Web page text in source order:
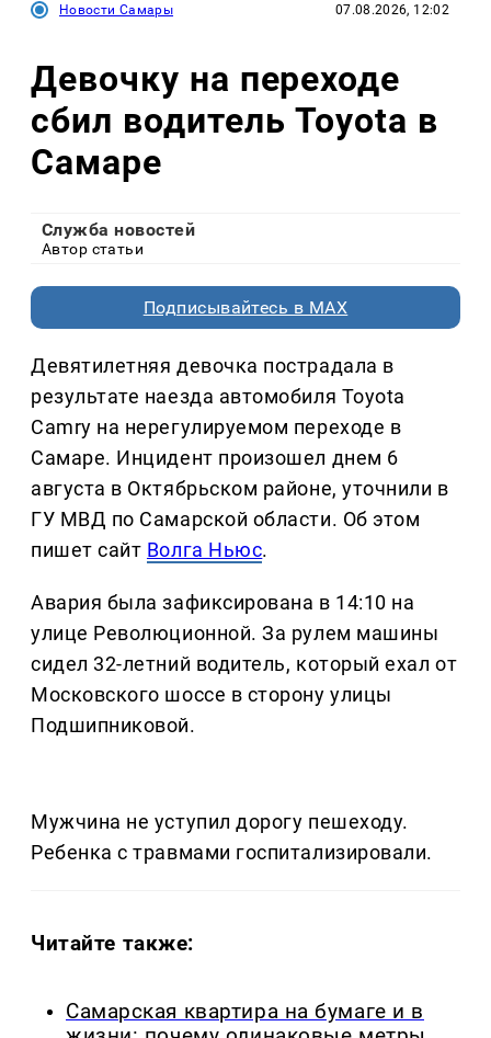
Новости Самары 07.08.2026, 12:02
Девочку на переходе
сбил водитель Toyota в
Самаре
Служба новостей
Автор статьи
Подписывайтесь в MAX
Девятилетняя девочка пострадала в
результате наезда автомобиля Toyota
Camry на нерегулируемом переходе в
Самаре. Инцидент произошел днем 6
августа в Октябрьском районе, уточнили в
ГУ МВД по Самарской области. Об этом
пишет сайт Волга Ньюс.
Авария была зафиксирована в 14:10 на
улице Революционной. За рулем машины
сидел 32-летний водитель, который ехал от
Московского шоссе в сторону улицы
Подшипниковой.
Мужчина не уступил дорогу пешеходу.
Ребенка с травмами госпитализировали.
Читайте также:
Самарская квартира на бумаге и в